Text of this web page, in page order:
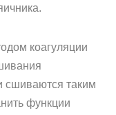
коагуляции
сшиваются таким
функции